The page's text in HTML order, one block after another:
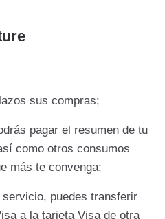
sus compras;
pagar el resumen de tu
como otros consumos
más te convenga;
servicio, puedes transferir
a la tarjeta Visa de otra